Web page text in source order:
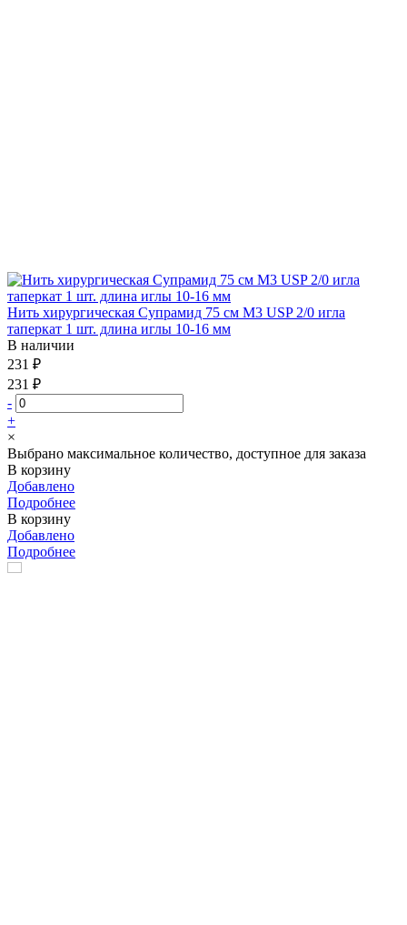
Нить хирургическая Супрамид 75 см М3 USP 2/0 игла
таперкат 1 шт. длина иглы 10-16 мм
В наличии
231 ₽
231 ₽
-
+
×
Выбрано максимальное количество, доступное для заказа
В корзину
Добавлено
Подробнее
В корзину
Добавлено
Подробнее